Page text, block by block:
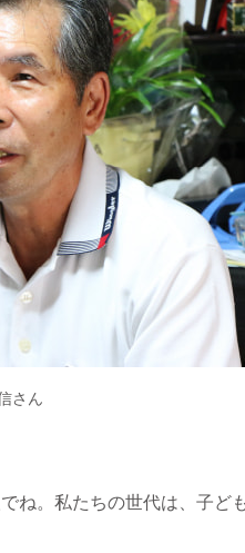
さん
ね。私たちの世代は、子ど